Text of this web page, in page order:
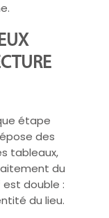
étape
des
tableaux,
du
est double :
du lieu.